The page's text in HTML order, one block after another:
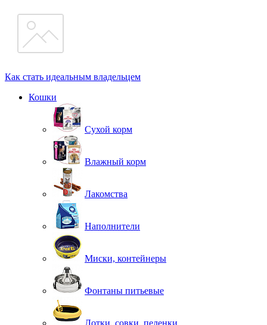
Как стать идеальным владельцем
Кошки
Сухой корм
Влажный корм
Лакомства
Наполнители
Миски, контейнеры
Фонтаны питьевые
Лотки, совки, пеленки